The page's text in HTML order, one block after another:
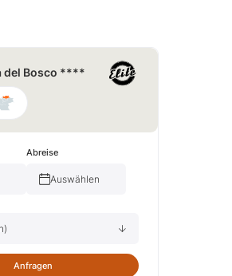
del Bosco ****
Abreise
Auswählen
Anfragen